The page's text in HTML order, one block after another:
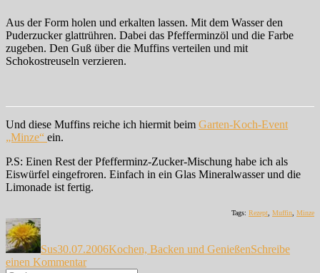
Aus der Form holen und erkalten lassen. Mit dem Wasser den
Puderzucker glattrühren. Dabei das Pfefferminzöl und die Farbe
zugeben. Den Guß über die Muffins verteilen und mit
Schokostreuseln verzieren.
Und diese Muffins reiche ich hiermit beim Garten-Koch-Event
„Minze“ ein.
P.S: Einen Rest der Pfefferminz-Zucker-Mischung habe ich als
Eiswürfel eingefroren. Einfach in ein Glas Mineralwasser und die
Limonade ist fertig.
Tags: Rezept Muffin Minze
Autor
Sus30.07.2006Kochen, Backen und GenießenSchreibe
einen Kommentarzu